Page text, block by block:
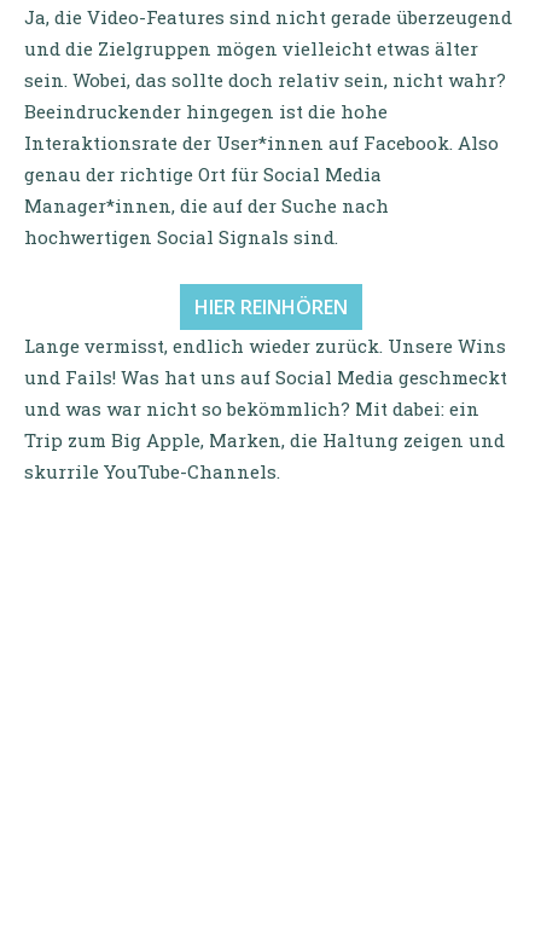
Ja, die Video-Features sind nicht gerade überzeugend
und die Zielgruppen mögen vielleicht etwas älter
sein. Wobei, das sollte doch relativ sein, nicht wahr?
Beeindruckender hingegen ist die hohe
Interaktionsrate der User*innen auf Facebook. Also
genau der richtige Ort für Social Media
Manager*innen, die auf der Suche nach
hochwertigen Social Signals sind.
HIER REINHÖREN
Lange vermisst, endlich wieder zurück. Unsere Wins
und Fails! Was hat uns auf Social Media geschmeckt
und was war nicht so bekömmlich? Mit dabei: ein
Trip zum Big Apple, Marken, die Haltung zeigen und
skurrile YouTube-Channels.